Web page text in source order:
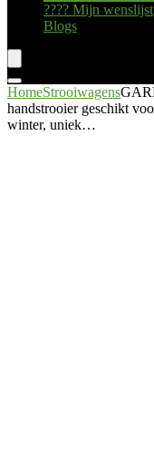
???? Mijn wenslijst
Blogs
HomeStrooiwagens
handstrooier geschikt
winter, uniek…